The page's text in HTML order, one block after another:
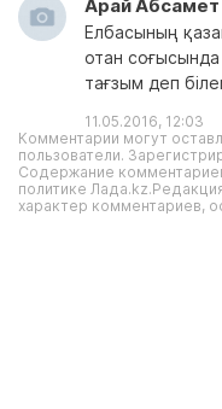
Арай Абсамет
Елбасының
отан
тағзым деп
11.05.2016, 12:03
Комментарии могут
пользователи.
Содержание
политике
характер комментариев,